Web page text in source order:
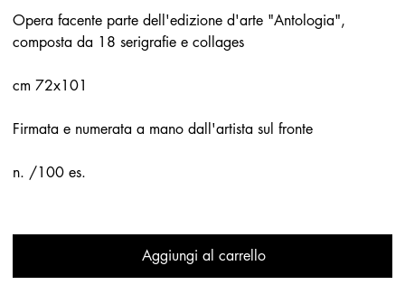
Opera facente parte dell'edizione d'arte "Antologia",
composta da 18 serigrafie e collages
cm 72x101
Firmata e numerata a mano dall'artista sul fronte
n. /100 es.
Aggiungi al carrello